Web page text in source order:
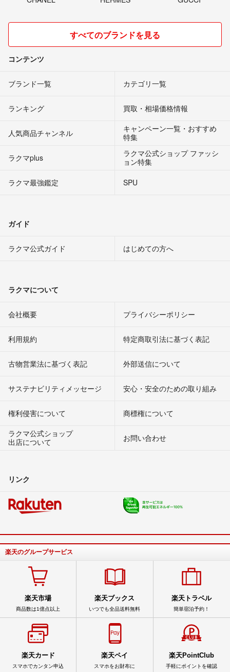
すべてのブランドを見る
コンテンツ
ブランド一覧 カテゴリ一覧
ランキング 買取・相場価格情報
人気商品チャンネル
キャンペーン一覧・おすすめ
特集
ラクマplus
ラクマ公式ショップ ファッシ
ョン特集
ラクマ最強鑑定
SPU
ガイド
ラクマ公式ガイド はじめての方へ
ラクマについて
会社概要 プライバシーポリシー
利用規約 特定商取引法に基づく表記
古物営業法に基づく表記 外部送信について
サステナビリティメッセージ 安心・安全のための取り組み
権利侵害について
商標権について
ラクマ公式ショップ
出店について
お問い合わせ
リンク
楽天のグループサービス
楽天市場
商品数は1億点以上
楽天ブックス
いつでも全品送料無料
楽天トラベル
簡単宿泊予約！
楽天カード
スマホでカンタン申込
楽天ペイ
スマホをお財布に
楽天PointClub
手軽にポイントを確認